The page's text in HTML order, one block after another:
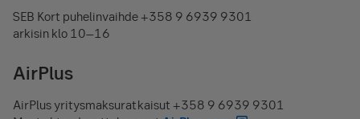
SEB Kort puhelinvaihde +358 9 6939 9301
arkisin klo 10–16
AirPlus
AirPlus yritysmaksuratkaisut +358 9 6939 9301